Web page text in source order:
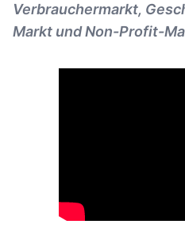
Verbrauchermarkt,
Markt und Non-Profit-